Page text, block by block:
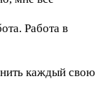
Работа в
каждый свою